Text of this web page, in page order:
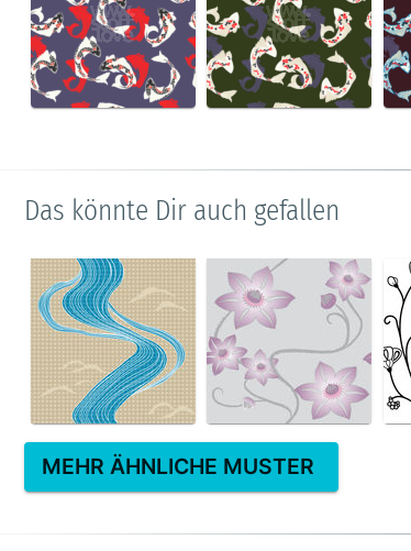
Das könnte Dir auch gefallen
MEHR ÄHNLICHE MUSTER